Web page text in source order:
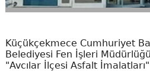
Küçükçekmece Cumhuriyet
Belediyesi Fen İşleri
"Avcılar İlçesi Asfalt